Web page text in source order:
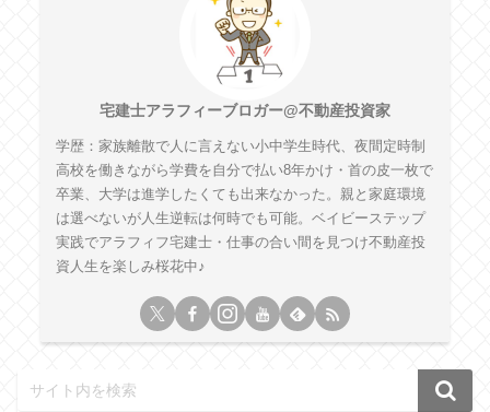
宅建士アラフィーブロガー@不動産投資家
学歴：家族離散で人に言えない小中学生時代、夜間定時制
高校を働きながら学費を自分で払い8年かけ・首の皮一枚で
卒業、大学は進学したくても出来なかった。親と家庭環境
は選べないが人生逆転は何時でも可能。ベイビーステップ
実践でアラフィフ宅建士・仕事の合い間を見つけ不動産投
資人生を楽しみ桜花中♪